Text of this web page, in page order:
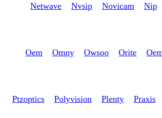
Nip
Novicam
Nvsip
Netwave
Orite
Owsoo
Omny
Oem
Praxis
Plenty
Polyvision
Ptzoptics